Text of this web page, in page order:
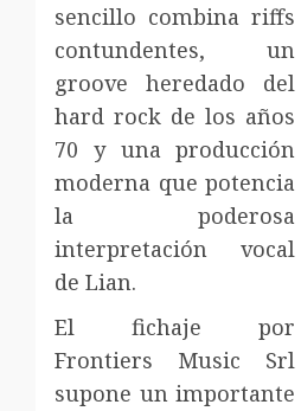
sencillo combina riffs
contundentes, un
groove heredado del
hard rock de los años
70 y una producción
moderna que potencia
la poderosa
interpretación vocal
de Lian.
El fichaje por
Frontiers Music Srl
supone un importante